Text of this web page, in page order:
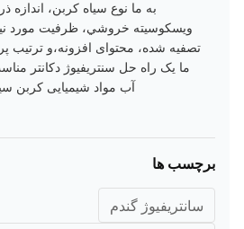
به ما نوع سياه کربن، اندازه
ويسکوسيته خروشي، ظرفیت مورد
تصفيه شده، محتوای افزونه،و ترتیب
ما یک راه حل سنتریفیوژ دکانتر
آب مواد شیمیایی کربن
برچسب ها
سانتریفیوژ گندم